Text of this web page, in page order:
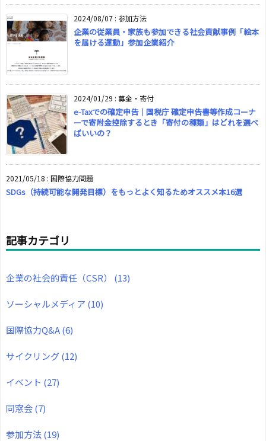
2024/08/07 : 参加方法
企業の従業員・家族も参加できる社会貢献事例「絵本
を届ける運動」参加企業紹介
2024/01/29 : 募金・寄付
e-Taxでの確定申告｜国税庁 確定申告書等作成コーナ
ーで寄附金控除するとき「寄付の種類」はどれを選べ
ばいいの？
2021/05/18 : 国際協力問題
SDGs（持続可能な開発目標）をもっとよく知るためオススメ本16選
記事カテゴリ
企業の社会的責任（CSR） (13)
ソーシャルメディア (10)
国際協力Q&A(6)
サイクリング(12)
イベント (27)
同窓会(7)
参加方法(19)